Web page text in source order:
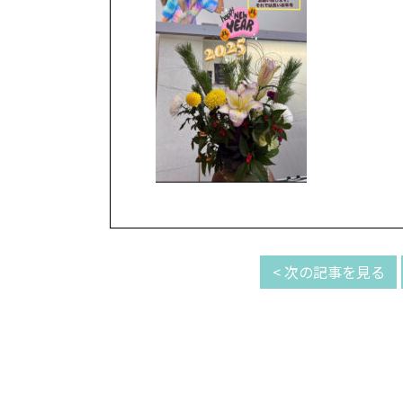
< 次の記事を見る